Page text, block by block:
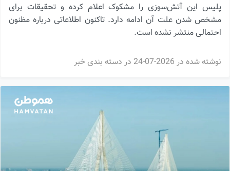
پلیس این آتش‌سوزی را مشکوک اعلام کرده و تحقیقات برای
مشخص شدن علت آن ادامه دارد. تاکنون اطلاعاتی درباره مظنون
احتمالی منتشر نشده است.
نوشته شده در 2026-07-24 در دسته بندی خبر